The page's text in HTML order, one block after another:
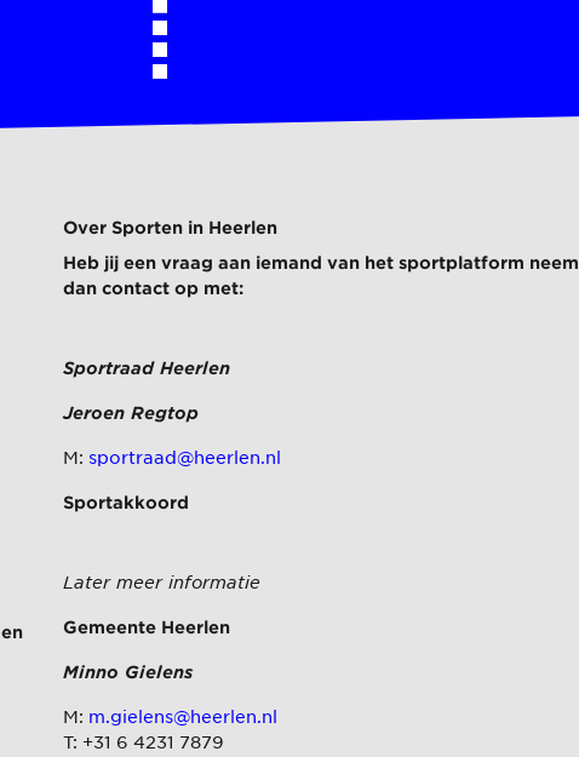
en
Over Sporten in Heerlen
Heb jij een vraag aan iemand van het sportplatform neem
dan contact op met:
Sportraad Heerlen
Jeroen Regtop
M: sportraad@heerlen.nl
Sportakkoord
Later meer informatie
Gemeente Heerlen
Minno Gielens
M: m.gielens@heerlen.nl
T: +31 6 4231 7879